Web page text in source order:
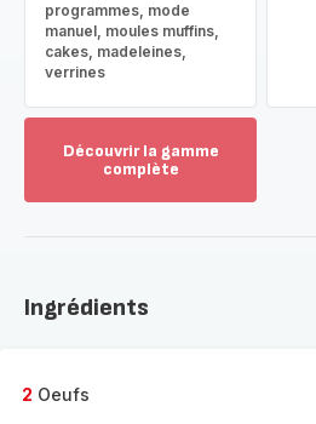
programmes, mode
manuel, moules muffins,
cakes, madeleines,
verrines
Découvrir la gamme
complète
gamme
Ingrédients
2 Oeufs